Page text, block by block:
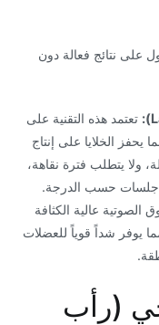
على نتائج فعالة دون
تعتمد هذه التقنية على
الخلايا على إنتاج
ولا يتطلب فترة نقاهة،
جلسات حسب الدرجة.
عالية الكثافة
يوفر شداً قوياً للعضلات
(رأب